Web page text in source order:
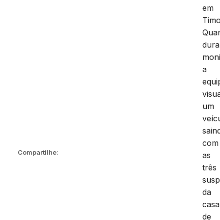
Compartilhe:
em
a
um
com
as
três
da
casa
de